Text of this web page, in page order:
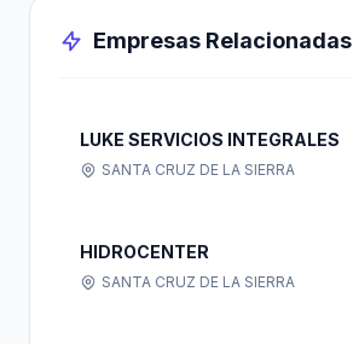
Empresas Relacionadas
LUKE SERVICIOS INTEGRALES
SANTA CRUZ DE LA SIERRA
HIDROCENTER
SANTA CRUZ DE LA SIERRA